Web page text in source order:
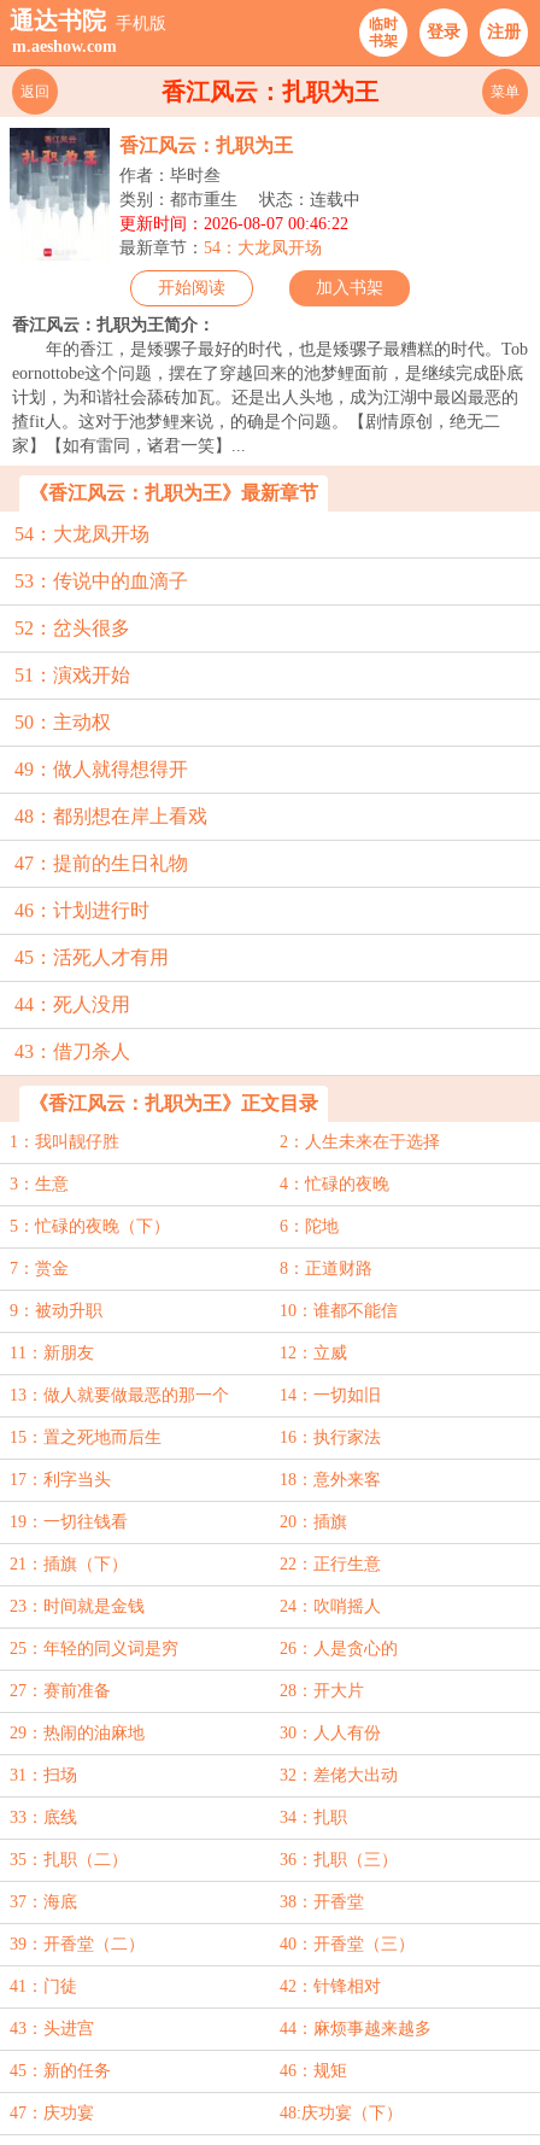
通达书院 手机版
m.aeshow.com
临时
书架
登录 注册
香江风云：扎职为王
返回 菜单
香江风云：扎职为王
作者：毕时叁
类别：都市重生
状态：连载中
更新时间：2026-08-07 00:46:22
最新章节： 54：大龙凤开场
开始阅读 加入书架
香江风云：扎职为王简介：
年的香江，是矮骡子最好的时代，也是矮骡子最糟糕的时代。Tob
eornottobe这个问题，摆在了穿越回来的池梦鲤面前，是继续完成卧底
计划，为和谐社会舔砖加瓦。还是出人头地，成为江湖中最凶最恶的
揸fit人。这对于池梦鲤来说，的确是个问题。【剧情原创，绝无二
家】【如有雷同，诸君一笑】...
《香江风云：扎职为王》最新章节
54：大龙凤开场
53：传说中的血滴子
52：岔头很多
51：演戏开始
50：主动权
49：做人就得想得开
48：都别想在岸上看戏
47：提前的生日礼物
46：计划进行时
45：活死人才有用
44：死人没用
43：借刀杀人
《香江风云：扎职为王》正文目录
1：我叫靓仔胜 2：人生未来在于选择
3：生意 4：忙碌的夜晚
5：忙碌的夜晚（下） 6：陀地
7：赏金 8：正道财路
9：被动升职 10：谁都不能信
11：新朋友 12：立威
13：做人就要做最恶的那一个 14：一切如旧
15：置之死地而后生 16：执行家法
17：利字当头 18：意外来客
19：一切往钱看 20：插旗
21：插旗（下） 22：正行生意
23：时间就是金钱 24：吹哨摇人
25：年轻的同义词是穷 26：人是贪心的
27：赛前准备 28：开大片
29：热闹的油麻地 30：人人有份
31：扫场 32：差佬大出动
33：底线 34：扎职
35：扎职（二） 36：扎职（三）
37：海底 38：开香堂
39：开香堂（二） 40：开香堂（三）
41：门徒 42：针锋相对
43：头进宫 44：麻烦事越来越多
45：新的任务 46：规矩
47：庆功宴 48:庆功宴（下）